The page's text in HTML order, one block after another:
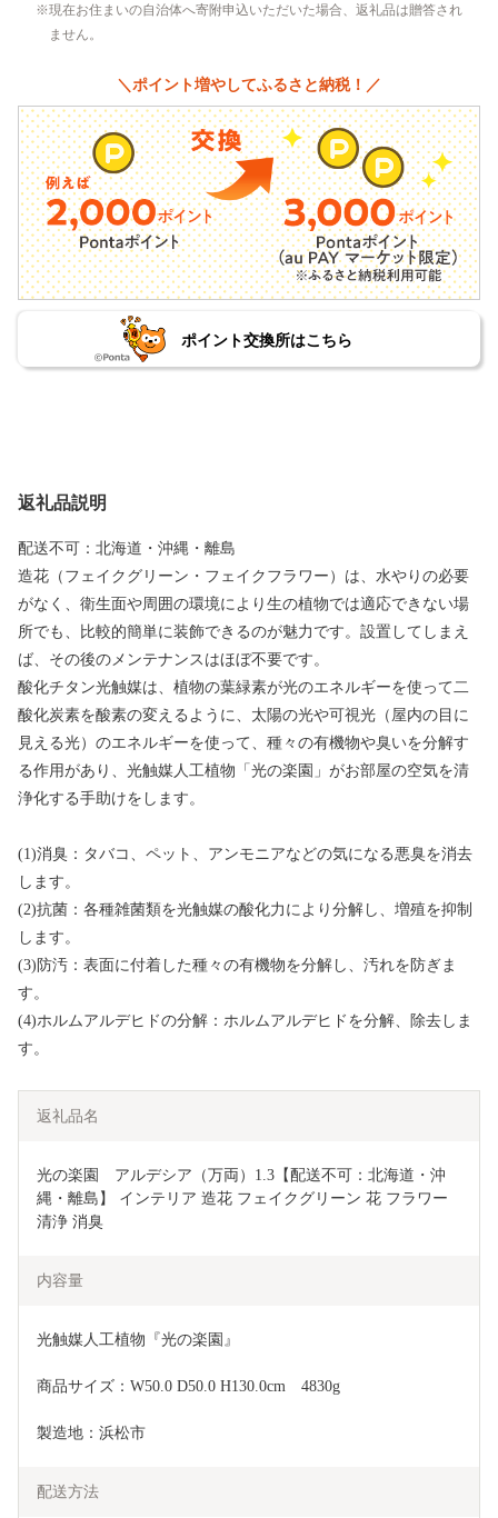
現在お住まいの自治体へ寄附申込いただいた場合、返礼品は贈答され
ません。
＼ポイント増やしてふるさと納税！／
ポイント交換所はこちら
返礼品説明
配送不可：北海道・沖縄・離島
造花（フェイクグリーン・フェイクフラワー）は、水やりの必要
がなく、衛生面や周囲の環境により生の植物では適応できない場
所でも、比較的簡単に装飾できるのが魅力です。設置してしまえ
ば、その後のメンテナンスはほぼ不要です。
酸化チタン光触媒は、植物の葉緑素が光のエネルギーを使って二
酸化炭素を酸素の変えるように、太陽の光や可視光（屋内の目に
見える光）のエネルギーを使って、種々の有機物や臭いを分解す
る作用があり、光触媒人工植物「光の楽園」がお部屋の空気を清
浄化する手助けをします。
(1)消臭：タバコ、ペット、アンモニアなどの気になる悪臭を消去
します。
(2)抗菌：各種雑菌類を光触媒の酸化力により分解し、増殖を抑制
します。
(3)防汚：表面に付着した種々の有機物を分解し、汚れを防ぎま
す。
(4)ホルムアルデヒドの分解：ホルムアルデヒドを分解、除去しま
す。
返礼品名
光の楽園　アルデシア（万両）1.3【配送不可：北海道・沖
縄・離島】 インテリア 造花 フェイクグリーン 花 フラワー
清浄 消臭
内容量
光触媒人工植物『光の楽園』
商品サイズ：W50.0 D50.0 H130.0cm　4830g
製造地：浜松市
配送方法